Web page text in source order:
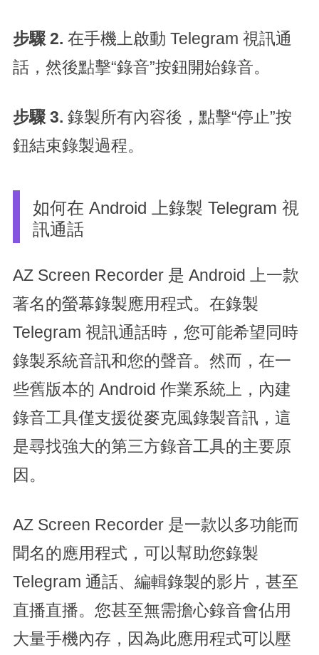
步驟 2. 在手機上啟動 Telegram 視訊通
話，然後點擊“錄音”按鈕開始錄音。
步驟 3. 錄製所有內容後，點擊“停止”按
鈕結束錄製過程。
如何在 Android 上錄製 Telegram 視
訊通話
AZ Screen Recorder 是 Android 上一款
著名的螢幕錄製應用程式。在錄製
Telegram 視訊通話時，您可能希望同時
錄製系統音訊和您的聲音。然而，在一
些舊版本的 Android 作業系統上，內建
錄音工具僅支援從麥克風錄製音訊，這
是尋找強大的第三方錄音工具的主要原
因。
AZ Screen Recorder 是一款以多功能而
聞名的應用程式，可以幫助您錄製
Telegram 通話、編輯錄製的影片，甚至
直播直播。您甚至無需擔心錄音會佔用
大量手機內存，因為此應用程式可以壓